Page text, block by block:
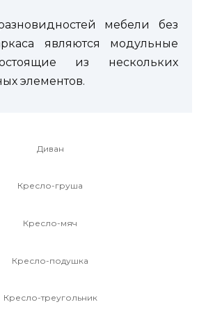
мебели без
являются модульные
из нескольких
элементов.
Диван
Кресло-груша
Кресло-мяч
Кресло-подушка
Кресло-треугольник